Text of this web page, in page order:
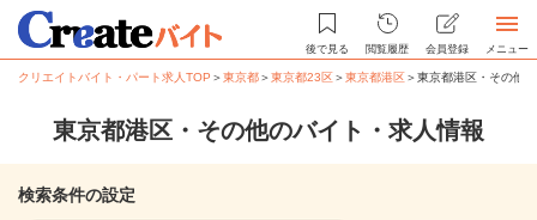
後で見る 閲覧履歴 会員登録 メニュー
クリエイトバイト・パート求人TOP ＞東京都＞東京都23区＞東京都港区＞東京都港区・その他
東京都港区・その他のバイト・求人情報
検索条件の設定